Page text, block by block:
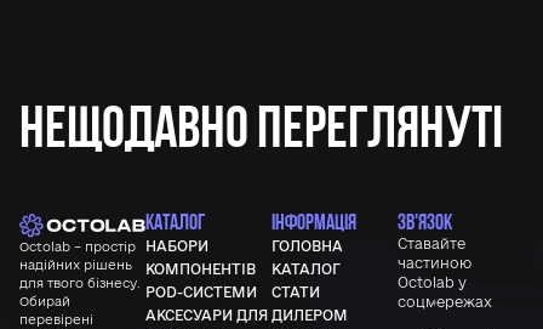
Нещодавно переглянуті
Octolab – простір
надійних рішень
для твого бізнесу.
Обирай
перевірені
КАТАЛОГ
НАБОРИ
КОМПОНЕНТІВ
POD-СИСТЕМИ
АКСЕСУАРИ ДЛЯ
ІНФОРМАЦІЯ
ГОЛОВНА
КАТАЛОГ
СТАТИ
ДИЛЕРОМ
ЗВ'ЯЗОК
Ставайте
частиною
Octolab у
соцмережах